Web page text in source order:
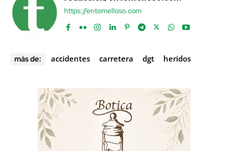
https://entomelloso.com
más de: accidentes carretera dgt heridos